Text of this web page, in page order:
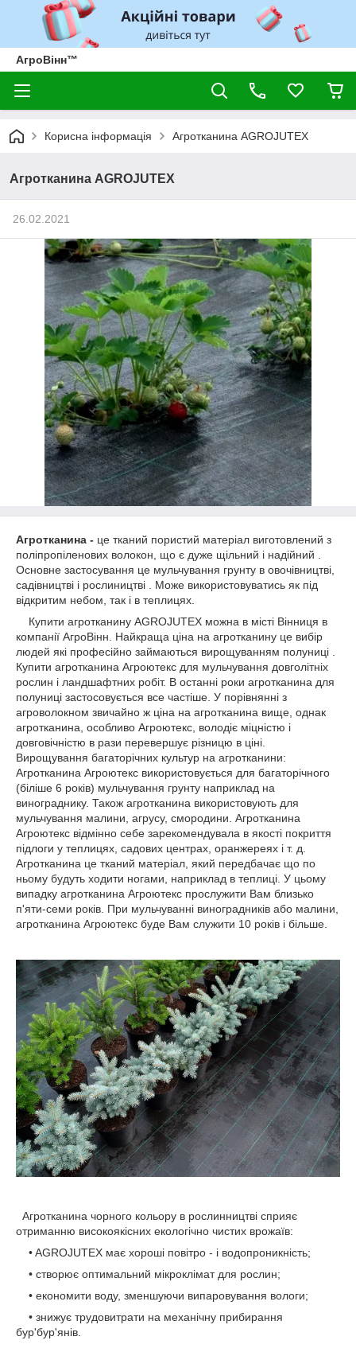
АгроВінн™
Корисна інформація Агротканина AGROJUTEX
Агротканина AGROJUTEX
26.02.2021
Агротканина - це тканий пористий матеріал виготовлений з
поліпропіленових волокон, що є дуже щільний і надійний .
Основне застосування це мульчування грунту в овочівництві,
садівництві і рослиництві . Може використовуватись як під
відкритим небом, так і в теплицях.
Купити агротканину AGROJUTEX можна в місті Вінниця в
компанії АгроВінн. Найкраща ціна на агротканину це вибір
людей які професійно займаються вирощуванням полуниці .
Купити агротканина Агроютекс для мульчування довголітніх
рослин і ландшафтних робіт. В останні роки агротканина для
полуниці застосовується все частіше. У порівнянні з
агроволокном звичайно ж ціна на агротканина вище, однак
агротканина, особливо Агроютекс, володіє міцністю і
довговічністю в рази перевершує різницю в ціні.
Вирощування багаторічних культур на агротканини:
Агротканина Агроютекс використовується для багаторічного
(біліше 6 років) мульчування грунту наприклад на
винограднику. Також агротканина використовують для
мульчування малини, агрусу, смородини. Агротканина
Агроютекс відмінно себе зарекомендувала в якості покриття
підлоги у теплицях, садових центрах, оранжереях і т. д.
Агротканина це тканий матеріал, який передбачає що по
ньому будуть ходити ногами, наприклад в теплиці. У цьому
випадку агротканина Агроютекс прослужити Вам близько
п'яти-семи років. При мульчуванні виноградників або малини,
агротканина Агроютекс буде Вам служити 10 років і більше.
Агротканина чорного кольору в рослинництві сприяє
отриманню високоякісних екологічно чистих врожаїв:
• AGROJUTEX має хороші повітро - і водопроникність;
• створює оптимальний мікроклімат для рослин;
• економити воду, зменшуючи випаровування вологи;
• знижує трудовитрати на механічну прибирання
бур'бур'янів.